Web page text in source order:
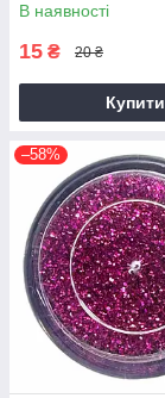
В наявності
15 ₴ 20 ₴
Купити
–58%